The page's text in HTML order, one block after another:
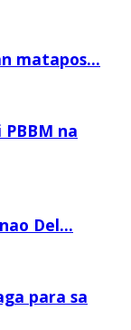
matapos...
na
Del...
para sa